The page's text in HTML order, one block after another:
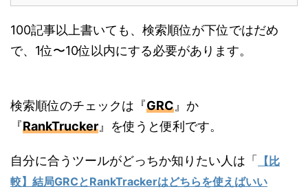
100記事以上書いても、検索順位が下位ではだめ
で、1位〜10位以内にする必要があります。
検索順位のチェックは『GRC 』か
『RankTrucker 』を使うと便利です。
自分に合うツールがどっちか知りたい人は「 【比
較】結局GRCとRankTrackerはどちらを使えばいい